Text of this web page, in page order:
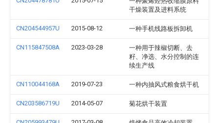
干燥装置及进料系统
CN204544957U 2015-08-12 一种手机线路板拆卸机
CN115847508A 2023-03-28
一种用于辣椒切断、去
籽、净选、水分控制的连
续生产线
CN110044168A 2019-07-23 一种内抽风式粮食烘干机
CN203586719U 2014-05-07 菊花烘干装置